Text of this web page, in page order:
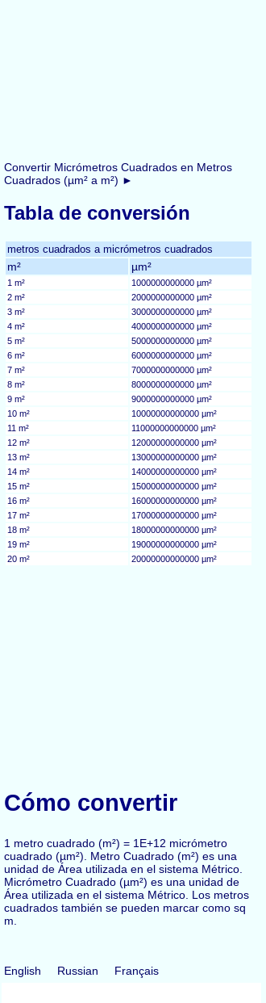
Convertir Micrómetros Cuadrados en Metros
Cuadrados (µm² a m²) ►
Tabla de conversión
metros cuadrados a micrómetros cuadrados
m² µm²
1 m²
1000000000000 µm²
2 m²
2000000000000 µm²
3 m²
3000000000000 µm²
4 m²
4000000000000 µm²
5 m²
5000000000000 µm²
6 m²
6000000000000 µm²
7 m²
7000000000000 µm²
8 m²
8000000000000 µm²
9 m²
9000000000000 µm²
10 m²
10000000000000 µm²
11 m²
11000000000000 µm²
12 m²
12000000000000 µm²
13 m²
13000000000000 µm²
14 m²
14000000000000 µm²
15 m²
15000000000000 µm²
16 m²
16000000000000 µm²
17 m²
17000000000000 µm²
18 m²
18000000000000 µm²
19 m²
19000000000000 µm²
20 m²
20000000000000 µm²
Cómo convertir
1 metro cuadrado (m²) = 1E+12 micrómetro
cuadrado (µm²). Metro Cuadrado (m²) es una
unidad de Área utilizada en el sistema Métrico.
Micrómetro Cuadrado (µm²) es una unidad de
Área utilizada en el sistema Métrico. Los metros
cuadrados también se pueden marcar como sq
m.
English Russian Français